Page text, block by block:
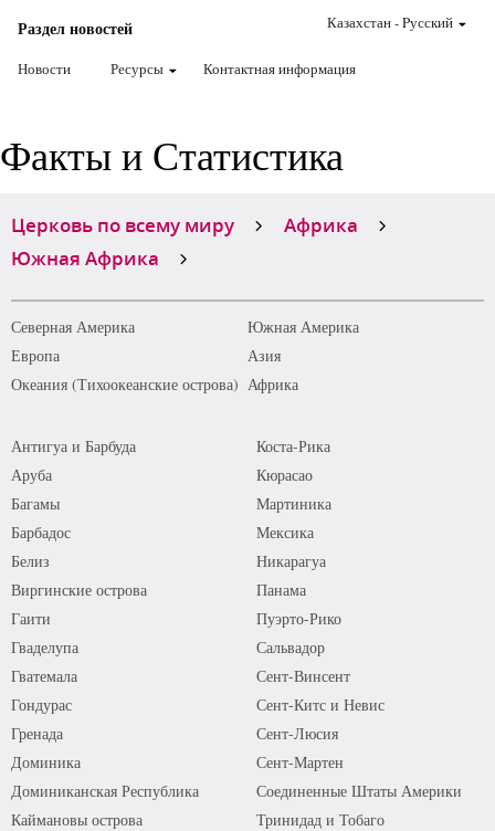
Раздел новостей
Новости Ресурсы Контактная информация
Казахстан-Pусский
Факты и Статистика
Церковь по всему миру
Африка
Южная Африка
Северная Америка
Южная Америка
Европа
Азия
Океания (Тихоокеанские острова) Африка
Антигуа и Барбуда
Аруба
Багамы
Барбадос
Белиз
Виргинские острова
Гаити
Гваделупа
Гватемала
Гондурас
Гренада
Доминика
Доминиканская Республика
Каймановы острова
Коста-Рика
Кюрасао
Мартиника
Мексика
Никарагуа
Панама
Пуэрто-Рико
Сальвадор
Сент-Винсент
Сент-Китс и Невис
Сент-Люсия
Сент-Мартен
Соединенные Штаты Америки
Тринидад и Тобаго